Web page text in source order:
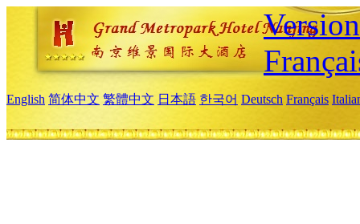
English 简体中文 繁體中文 日本語 한국어 Deutsch Français